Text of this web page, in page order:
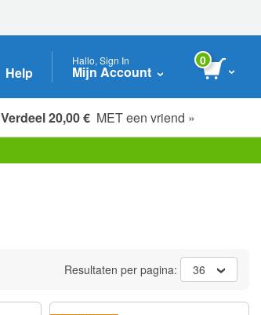
Help
Hallo, Sign In
Mijn Account
0
Verdeel 20,00 € MET een vriend »
Resultaten per pagina: 36